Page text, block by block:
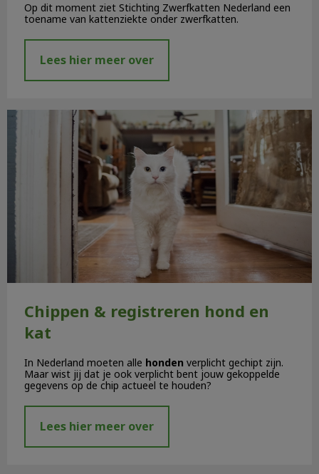
Op dit moment ziet Stichting Zwerfkatten Nederland een
toename van kattenziekte onder zwerfkatten.
Lees hier meer over
Chippen & registreren hond en kat
Chippen & registreren hond en
kat
In Nederland moeten alle honden verplicht gechipt zijn.
Maar wist jij dat je ook verplicht bent jouw gekoppelde
gegevens op de chip actueel te houden?
Lees hier meer over